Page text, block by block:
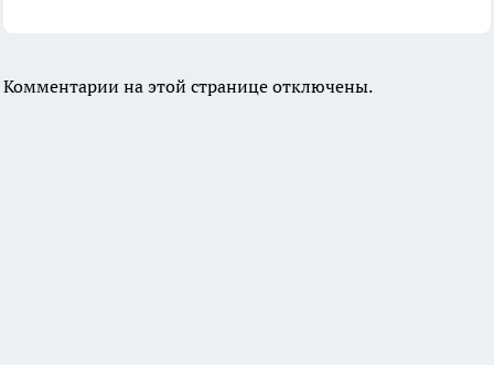
Комментарии на этой странице отключены.